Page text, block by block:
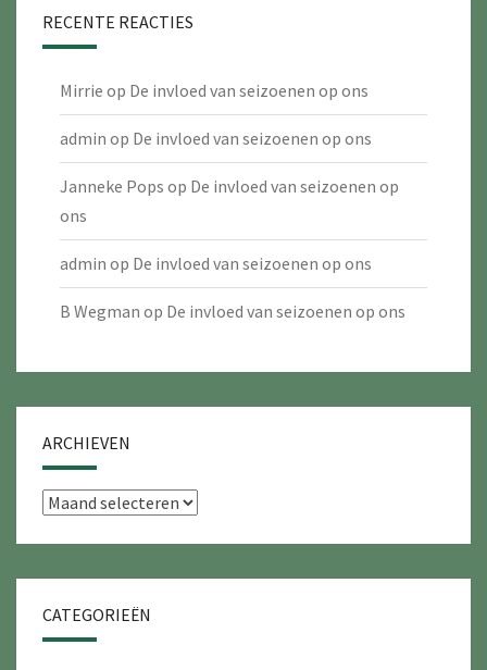
RECENTE REACTIES
Mirrie op De invloed van seizoenen op ons
admin op De invloed van seizoenen op ons
Janneke Pops op De invloed van seizoenen op
ons
admin op De invloed van seizoenen op ons
B Wegman op De invloed van seizoenen op ons
ARCHIEVEN
Archieven
CATEGORIEËN